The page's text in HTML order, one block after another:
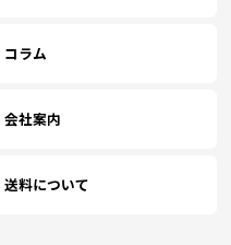
コラム
会社案内
送料について